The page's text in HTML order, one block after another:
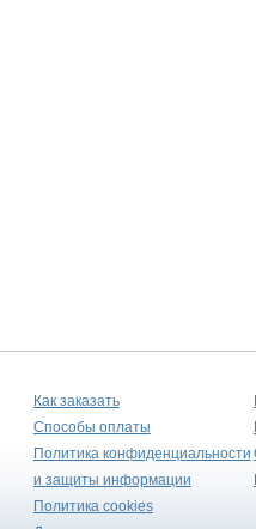
Как заказать
Способы оплаты
Политика конфиденциальности
и защиты информации
Политика cookies